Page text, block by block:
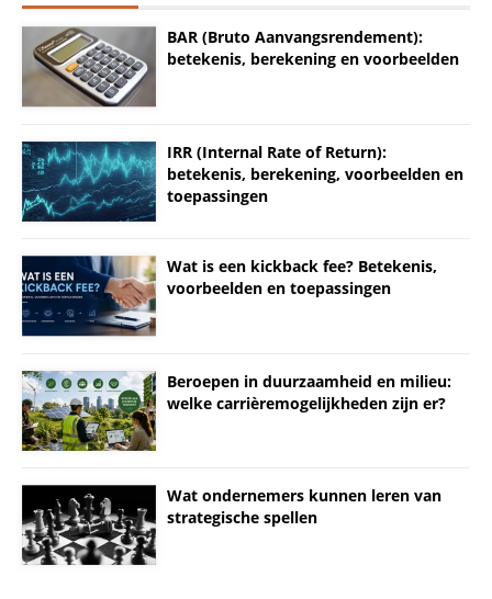
BAR (Bruto Aanvangsrendement):
betekenis, berekening en voorbeelden
IRR (Internal Rate of Return):
betekenis, berekening, voorbeelden en
toepassingen
Wat is een kickback fee? Betekenis,
voorbeelden en toepassingen
Beroepen in duurzaamheid en milieu:
welke carrièremogelijkheden zijn er?
Wat ondernemers kunnen leren van
strategische spellen